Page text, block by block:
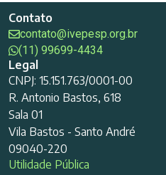
Contato
contato@ivepesp.org.br
(11) 99699-4434
Legal
CNPJ: 15.151.763/0001-00
R. Antonio Bastos, 618
Sala 01
Vila Bastos - Santo André
09040-220
Utilidade Pública